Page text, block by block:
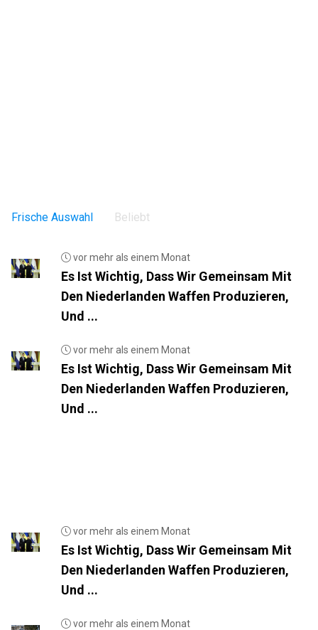
Frische Auswahl Beliebt
vor mehr als einem Monat
Es Ist Wichtig, Dass Wir Gemeinsam Mit
Den Niederlanden Waffen Produzieren,
Und ...
vor mehr als einem Monat
Es Ist Wichtig, Dass Wir Gemeinsam Mit
Den Niederlanden Waffen Produzieren,
Und ...
vor mehr als einem Monat
Es Ist Wichtig, Dass Wir Gemeinsam Mit
Den Niederlanden Waffen Produzieren,
Und ...
vor mehr als einem Monat